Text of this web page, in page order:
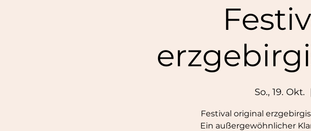
So., 19. Okt.
Festival original
Ein außergewöhnlicher